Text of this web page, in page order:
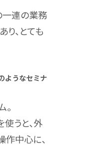
一連の業務
、とても
ようなセミナ
。
使うと、外
作中心に、